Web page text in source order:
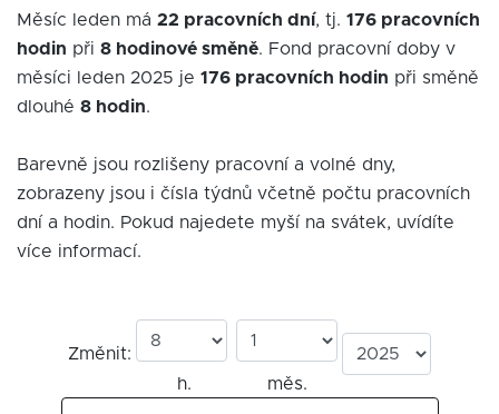
Měsíc leden má 22 pracovních dní, tj. 176 pracovních
hodin při 8 hodinové směně. Fond pracovní doby v
měsíci leden 2025 je 176 pracovních hodin při směně
dlouhé 8 hodin.
Barevně jsou rozlišeny pracovní a volné dny,
zobrazeny jsou i čísla týdnů včetně počtu pracovních
dní a hodin. Pokud najedete myší na svátek, uvídíte
více informací.
Změnit:
h.
měs.